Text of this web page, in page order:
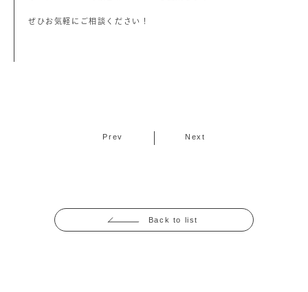
ぜひお気軽にご相談ください！
Prev Next
Back to list